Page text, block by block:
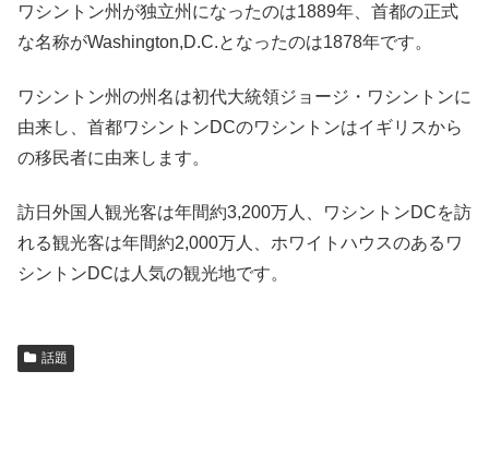
ワシントン州が独立州になったのは1889年、首都の正式
な名称がWashington,D.C.となったのは1878年です。
ワシントン州の州名は初代大統領ジョージ・ワシントンに
由来し、首都ワシントンDCのワシントンはイギリスから
の移民者に由来します。
訪日外国人観光客は年間約3,200万人、ワシントンDCを訪
れる観光客は年間約2,000万人、ホワイトハウスのあるワ
シントンDCは人気の観光地です。
話題